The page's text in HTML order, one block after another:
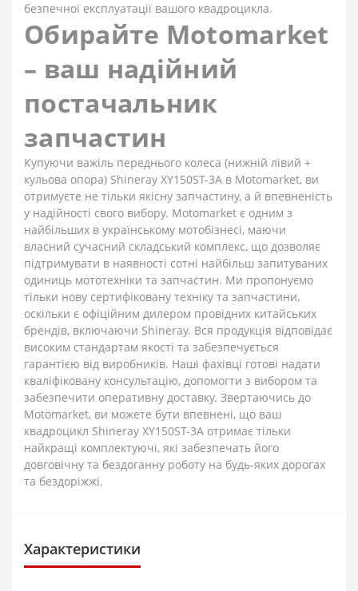
безпечної експлуатації вашого квадроцикла.
Обирайте Motomarket
– ваш надійний
постачальник
запчастин
Купуючи важіль переднього колеса (нижній лівий +
кульова опора) Shineray XY150ST-3A в Motomarket, ви
отримуєте не тільки якісну запчастину, а й впевненість
у надійності свого вибору. Motomarket є одним з
найбільших в українському мотобізнесі, маючи
власний сучасний складський комплекс, що дозволяє
підтримувати в наявності сотні найбільш запитуваних
одиниць мототехніки та запчастин. Ми пропонуємо
тільки нову сертифіковану техніку та запчастини,
оскільки є офіційним дилером провідних китайських
брендів, включаючи Shineray. Вся продукція відповідає
високим стандартам якості та забезпечується
гарантією від виробників. Наші фахівці готові надати
кваліфіковану консультацію, допомогти з вибором та
забезпечити оперативну доставку. Звертаючись до
Motomarket, ви можете бути впевнені, що ваш
квадроцикл Shineray XY150ST-3A отримає тільки
найкращі комплектуючі, які забезпечать його
довговічну та бездоганну роботу на будь-яких дорогах
та бездоріжжі.
Характеристики